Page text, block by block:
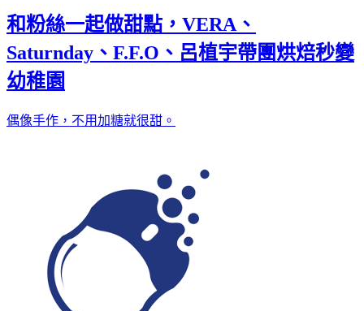
和粉絲一起做甜點，VERA、
Saturnday、F.F.O、呂植宇帶團烘焙秒變
幼稚園
偶像手作，不用加糖就很甜。